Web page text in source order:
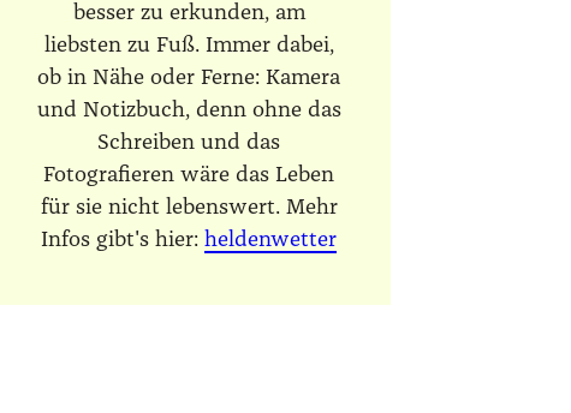
besser zu erkunden, am
liebsten zu Fuß. Immer dabei,
ob in Nähe oder Ferne: Kamera
und Notizbuch, denn ohne das
Schreiben und das
Fotografieren wäre das Leben
für sie nicht lebenswert. Mehr
Infos gibt's hier:heldenwetter